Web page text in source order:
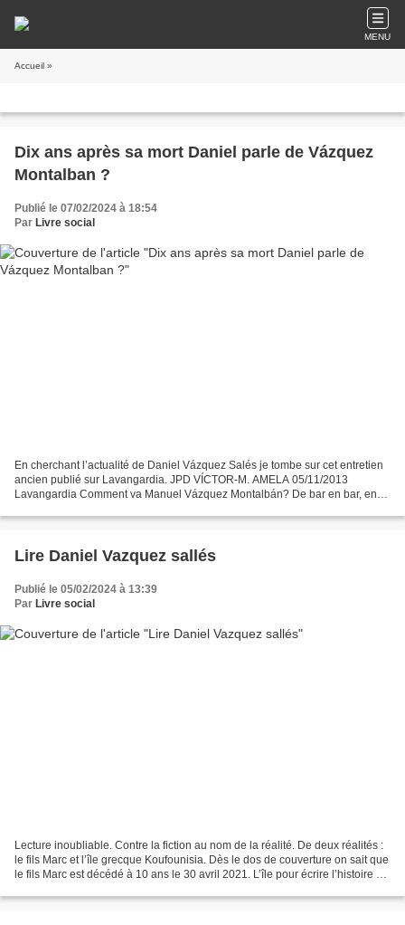
MENU
Accueil »
Dix ans après sa mort Daniel parle de Vázquez
Montalban ?
Publié le 07/02/2024 à 18:54
Par Livre social
En cherchant l’actualité de Daniel Vázquez Salés je tombe sur cet entretien
ancien publié sur Lavangardia. JPD VÍCTOR-M. AMELA 05/11/2013
Lavangardia Comment va Manuel Vázquez Montalbán? De bar en bar, en
Lire Daniel Vazquez sallés
Publié le 05/02/2024 à 13:39
Par Livre social
Lecture inoubliable. Contre la fiction au nom de la réalité. De deux réalités :
le fils Marc et l’île grecque Koufounisia. Dès le dos de couverture on sait que
le fils Marc est décédé à 10 ans le 30 avril 2021. L’île pour écrire l’histoire de